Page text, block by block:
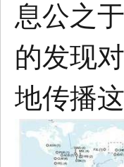
息公之
的发现
地传播